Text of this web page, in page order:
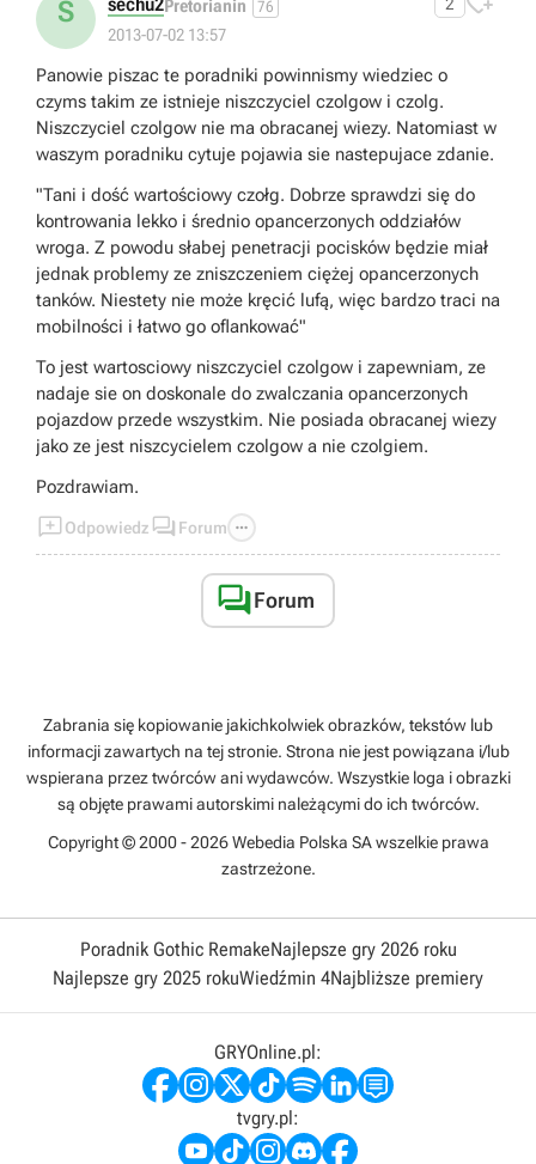
S Pretorianin 76
2013-07-02 13:57
Panowie piszac te poradniki powinnismy wiedziec o
czyms takim ze istnieje niszczyciel czolgow i czolg.
Niszczyciel czolgow nie ma obracanej wiezy. Natomiast w
waszym poradniku cytuje pojawia sie nastepujace zdanie.
"Tani i dość wartościowy czołg. Dobrze sprawdzi się do
kontrowania lekko i średnio opancerzonych oddziałów
wroga. Z powodu słabej penetracji pocisków będzie miał
jednak problemy ze zniszczeniem ciężej opancerzonych
tanków. Niestety nie może kręcić lufą, więc bardzo traci na
mobilności i łatwo go oflankować"
To jest wartosciowy niszczyciel czolgow i zapewniam, ze
nadaje sie on doskonale do zwalczania opancerzonych
pojazdow przede wszystkim. Nie posiada obracanej wiezy
jako ze jest niszcycielem czolgow a nie czolgiem.
Pozdrawiam.
Odpowiedz  Forum 
Forum
Zabrania się kopiowanie jakichkolwiek obrazków, tekstów lub
informacji zawartych na tej stronie. Strona nie jest powiązana i/lub
wspierana przez twórców ani wydawców. Wszystkie loga i obrazki
są objęte prawami autorskimi należącymi do ich twórców.
Copyright © 2000 - 2026 Webedia Polska SA wszelkie prawa
zastrzeżone.
Poradnik Gothic RemakeNajlepsze gry 2026 roku
Najlepsze gry 2025 rokuWiedźmin 4Najbliższe premiery
GRYOnline.pl:
tvgry.pl: